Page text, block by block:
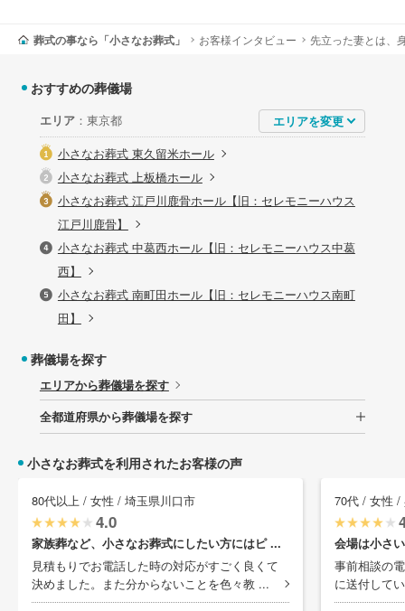
葬式の事なら「小さなお葬式」 お客様インタビュー 先立った妻とは、
おすすめの葬儀場
エリア：東京都
小さなお葬式 東久留米ホール
小さなお葬式 上板橋ホール
小さなお葬式 江戸川鹿骨ホール【旧：セレモニーハウス
江戸川鹿骨】
小さなお葬式 中葛西ホール【旧：セレモニーハウス中葛
西】
小さなお葬式 南町田ホール【旧：セレモニーハウス南町
田】
葬儀場を探す
エリアから葬儀場を探す
全都道府県から葬儀場を探す
小さなお葬式を利用されたお客様の声
80代以上 / 女性 / 埼玉県川口市
4.0
家族葬など、小さなお葬式にしたい方にはピ ...
見積もりでお電話した時の対応がすごく良くて
決めました。また分からないことを色々教 ...
70代 / 女性 /
会場は小さ
事前相談の
に送付して